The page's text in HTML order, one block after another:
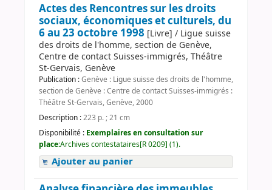
Actes des Rencontres sur les droits
sociaux, économiques et culturels, du
6 au 23 octobre 1998 [Livre] / Ligue suisse
des droits de l'homme, section de Genève,
Centre de contact Suisses-immigrés, Théâtre
St-Gervais, Genève
Publication :Genève : Ligue suisse des droits de l'homme,
section de Genève : Centre de contact Suisses-immigrés :
Théâtre St-Gervais, Genève, 2000
Description :223 p. ; 21 cm
Disponibilité : Exemplaires en consultation sur
place:Archives contestataires[R 0209] (1).
Ajouter au panier